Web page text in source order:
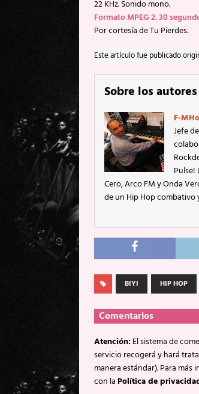
22 KHz. Sonido mono.
Formato MPEG 2. 30
Por cortesía de Tu Pierdes.
Este artículo fue publicado
Sobre los
F-
Jefe
Cero, Arco FM y Onda
de un Hip Hop
BIYI HIP HOP
Comentarios
Atención:El sistema de
servicio recogerá y hará
manera estándar). Para
con laPolítica de